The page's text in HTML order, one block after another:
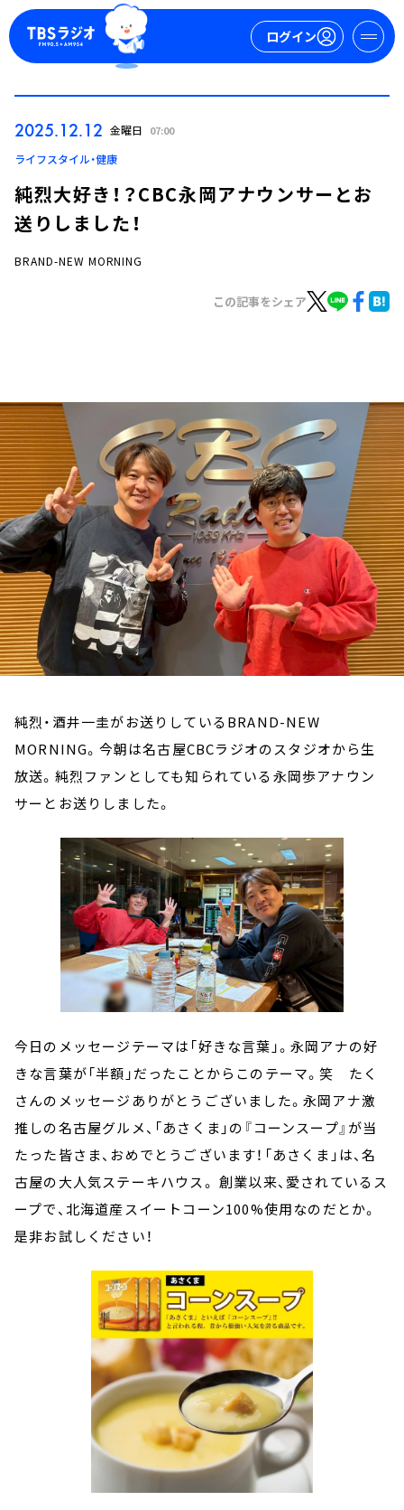
ログイン
ログイン
お知らせ
イベント・グッズ
YouTube
会社情報
2025.12.12 金曜日 07:00
ライフスタイル・健康
純烈大好き！？CBC永岡アナウンサーとお
送りしました！
BRAND-NEW MORNING
この記事をシェア
純烈・酒井一圭がお送りしているBRAND-NEW
MORNING。今朝は名古屋CBCラジオのスタジオから生
放送。純烈ファンとしても知られている永岡歩アナウン
サーとお送りしました。
今日のメッセージテーマは「好きな言葉」。永岡アナの好
きな言葉が「半額」だったことからこのテーマ。笑 たく
さんのメッセージありがとうございました。永岡アナ激
推しの名古屋グルメ、「あさくま」の『コーンスープ』が当
たった皆さま、おめでとうございます！「あさくま」は、名
古屋の大人気ステーキハウス。 創業以来、愛されているス
ープで、北海道産スイートコーン100%使用なのだとか。
是非お試しください！